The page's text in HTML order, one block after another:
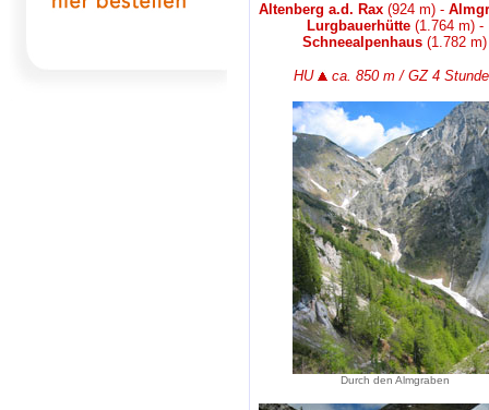
Altenberg a.d. Rax(924 m) -
Lurgbauerhütte(1.764 m) -
Schneealpenhaus (1.782 m)
HU ca. 850 m / GZ 4
Durch den Almgraben